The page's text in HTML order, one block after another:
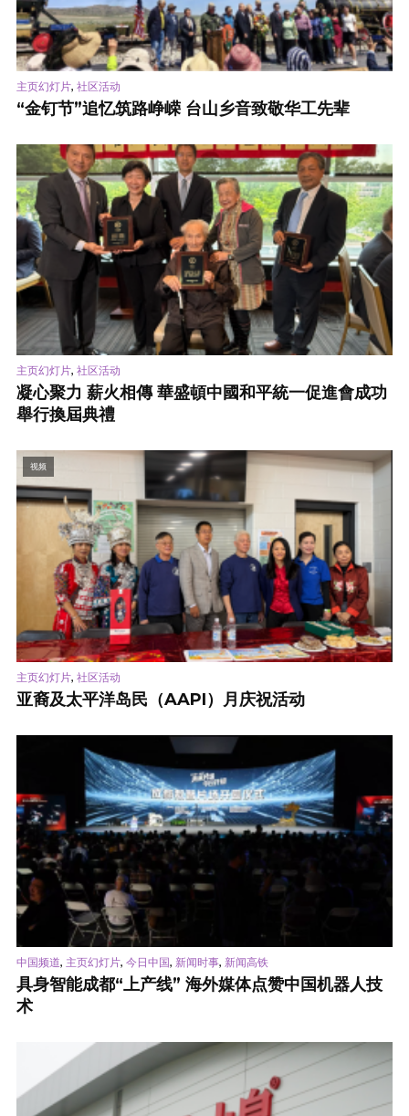
主页幻灯片, 社区活动
“金钉节”追忆筑路峥嵘 台山乡音致敬华工先辈
主页幻灯片, 社区活动
凝心聚力 薪火相傳 華盛頓中國和平統一促進會成功
舉行換屆典禮
视频
主页幻灯片, 社区活动
亚裔及太平洋岛民（AAPI）月庆祝活动
中国频道, 主页幻灯片, 今日中国, 新闻时事, 新闻高铁
具身智能成都“上产线” 海外媒体点赞中国机器人技
术